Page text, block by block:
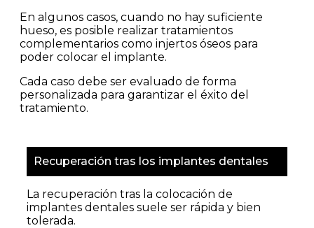
En algunos casos, cuando no hay suficiente
hueso, es posible realizar tratamientos
complementarios como injertos óseos para
poder colocar el implante.
Cada caso debe ser evaluado de forma
personalizada para garantizar el éxito del
tratamiento.
Recuperación tras los implantes dentales
La recuperación tras la colocación de
implantes dentales suele ser rápida y bien
tolerada.